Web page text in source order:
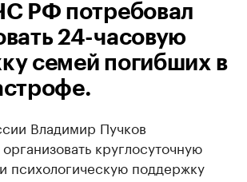
РФ потребовал
24-часовую
семей погибших в
Владимир Пучков
круглосуточную
психологическую поддержку